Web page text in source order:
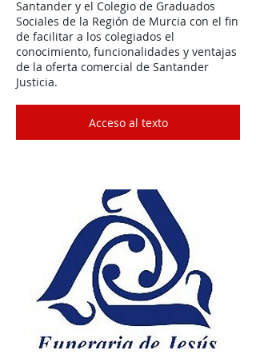
Santander y el Colegio de Graduados
Sociales de la Región de Murcia con el fin
de facilitar a los colegiados el
conocimiento, funcionalidades y ventajas
de la oferta comercial de Santander
Justicia.
Acceso al texto